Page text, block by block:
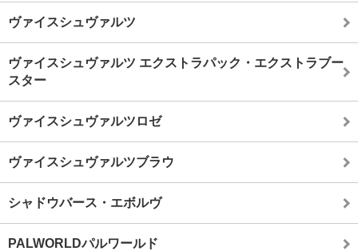
ヴァイスシュヴァルツ
ヴァイスシュヴァルツ エクストラパック・エクストラブー
スター
ヴァイスシュヴァルツロゼ
ヴァイスシュヴァルツブラウ
シャドウバース・エボルヴ
PALWORLDパルワールド